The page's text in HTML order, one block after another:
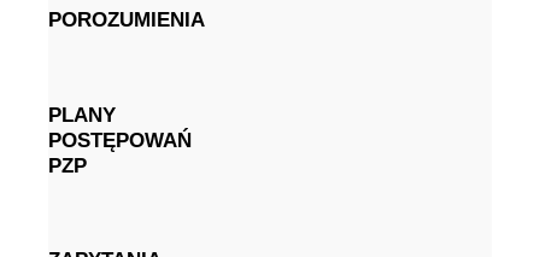
POROZUMIENIA
PLANY
POSTĘPOWAŃ
PZP